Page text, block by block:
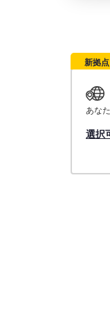
新拠点
あな
選択